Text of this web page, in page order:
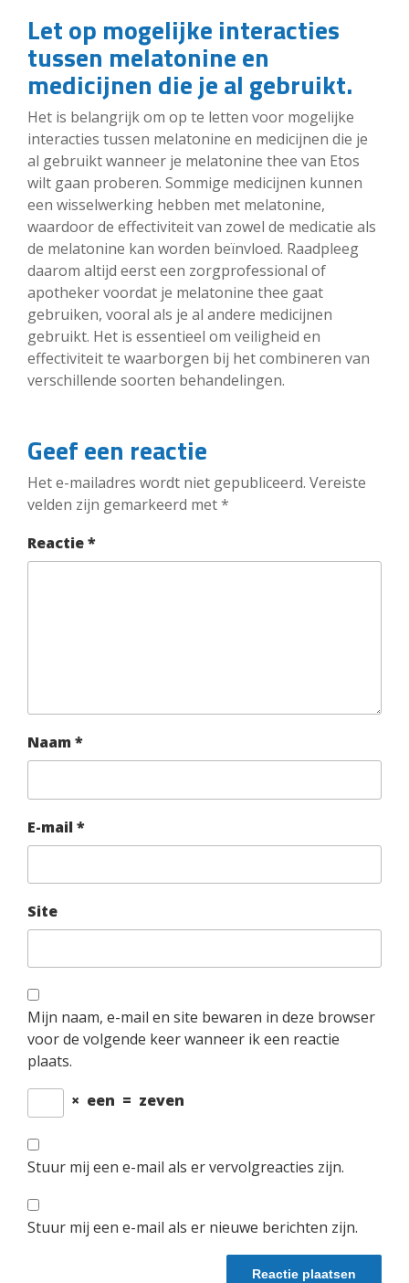
Let op mogelijke interacties
tussen melatonine en
medicijnen die je al gebruikt.
Het is belangrijk om op te letten voor mogelijke
interacties tussen melatonine en medicijnen die je
al gebruikt wanneer je melatonine thee van Etos
wilt gaan proberen. Sommige medicijnen kunnen
een wisselwerking hebben met melatonine,
waardoor de effectiviteit van zowel de medicatie als
de melatonine kan worden beïnvloed. Raadpleeg
daarom altijd eerst een zorgprofessional of
apotheker voordat je melatonine thee gaat
gebruiken, vooral als je al andere medicijnen
gebruikt. Het is essentieel om veiligheid en
effectiviteit te waarborgen bij het combineren van
verschillende soorten behandelingen.
Geef een reactie
Het e-mailadres wordt niet gepubliceerd. Vereiste
velden zijn gemarkeerd met*
Reactie*
Naam *
E-mail *
Site
Mijn naam, e-mail en site bewaren in deze browser
voor de volgende keer wanneer ik een reactie
plaats.
× een = zeven
Stuur mij een e-mail als er vervolgreacties zijn.
Stuur mij een e-mail als er nieuwe berichten zijn.